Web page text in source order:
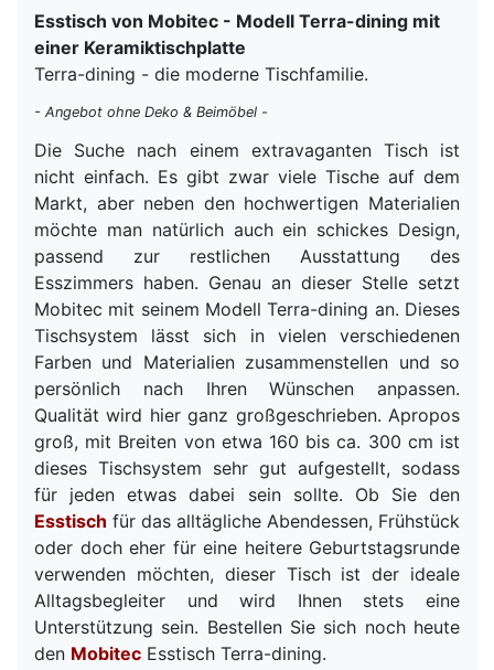
Esstisch von Mobitec - Modell Terra-dining mit
einer Keramiktischplatte
Terra-dining - die moderne Tischfamilie.
- Angebot ohne Deko & Beimöbel -
Die Suche nach einem extravaganten Tisch ist
nicht einfach. Es gibt zwar viele Tische auf dem
Markt, aber neben den hochwertigen Materialien
möchte man natürlich auch ein schickes Design,
passend zur restlichen Ausstattung des
Esszimmers haben. Genau an dieser Stelle setzt
Mobitec mit seinem Modell Terra-dining an. Dieses
Tischsystem lässt sich in vielen verschiedenen
Farben und Materialien zusammenstellen und so
persönlich nach Ihren Wünschen anpassen.
Qualität wird hier ganz großgeschrieben. Apropos
groß, mit Breiten von etwa 160 bis ca. 300 cm ist
dieses Tischsystem sehr gut aufgestellt, sodass
für jeden etwas dabei sein sollte. Ob Sie den
Esstisch für das alltägliche Abendessen, Frühstück
oder doch eher für eine heitere Geburtstagsrunde
verwenden möchten, dieser Tisch ist der ideale
Alltagsbegleiter und wird Ihnen stets eine
Unterstützung sein. Bestellen Sie sich noch heute
den Mobitec Esstisch Terra-dining.